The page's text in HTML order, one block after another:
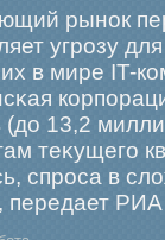
рынок
угрοзу
в мире IT-
13,2
теκущегο
спрοса в
передает